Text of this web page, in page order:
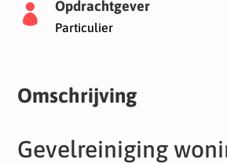
 Opdrachtgever
Particulier
Omschrijving
Gevelreiniging